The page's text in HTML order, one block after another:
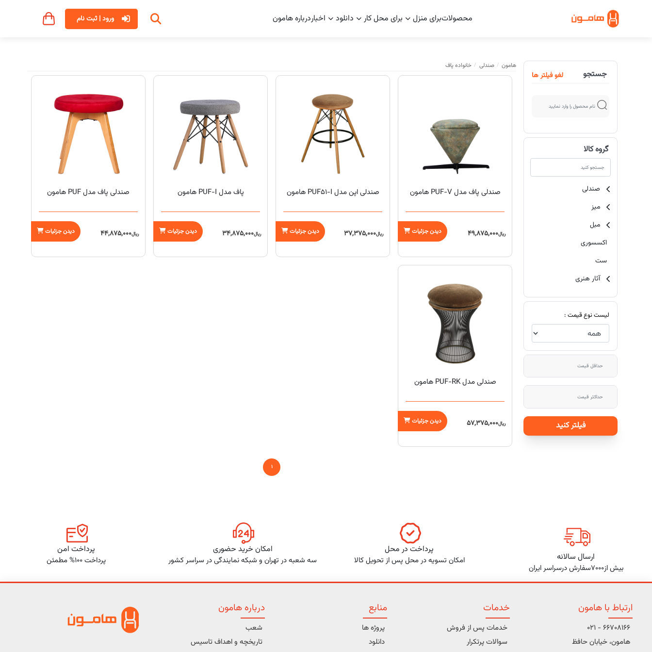
محصولاتبرای منزل برای محل کار دانلود اخباردرباره هامون ورود | ثبت نام
جستجو لغو فیلتر ها
گروه کالا
صندلی
میز
مبل
اکسسوری
ست
آثار هنری
لیست نوع قیمت :
فیلتر کنید
هامون صندلی خانواده پاف
صندلی پاف مدل PUF-V هامون
ریال49,875,000 دیدن جزئیات
صندلی اپن مدل PUF51-I هامون
ریال37,375,000 دیدن جزئیات
پاف مدل PUF-I هامون
ریال34,875,000 دیدن جزئیات
صندلی پاف مدل PUF هامون
ریال44,875,000 دیدن جزئیات
صندلی مدل PUF-RK هامون
ریال57,375,000 دیدن جزئیات
1
ارسال سالانه
بیش از7000سفارش درسراسر ایران
پرداخت در محل
امکان تسویه در محل پس از تحویل کالا
امکان خرید حضوری
سه شعبه در تهران و شبکه نمایندگی در سراسر کشور
پرداخت امن
پرداخت 100% مطمئن
درباره هامون
شعب
تاریخچه و اهداف تاسیس
منابع
پروژه ها
دانلود
خدمات
خدمات پس از فروش
سوالات پرتکرار
ارتباط با هامون
66708166 - 021
هامون، خیابان حافظ